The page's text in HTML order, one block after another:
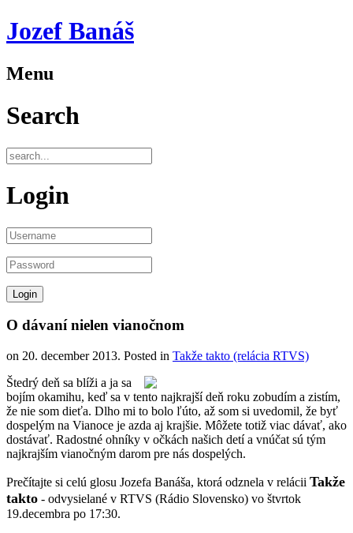
Jozef Banáš
Menu
Search
Login
O dávaní nielen vianočnom
on 20. december 2013. Posted in Takže takto (relácia RTVS)
Štedrý deň sa blíži a ja sa
bojím okamihu, keď sa v tento najkrajší deň roku zobudím a zistím,
že nie som dieťa. Dlho mi to bolo ľúto, až som si uvedomil, že byť
dospelým na Vianoce je azda aj krajšie. Môžete totiž viac dávať, ako
dostávať. Radostné ohníky v očkách našich detí a vnúčat sú tým
najkrajším vianočným darom pre nás dospelých.
Prečítajte si celú glosu Jozefa Banáša, ktorá odznela v relácii Takže
takto - odvysielané v RTVS (Rádio Slovensko) vo štvrtok
19.decembra po 17:30.